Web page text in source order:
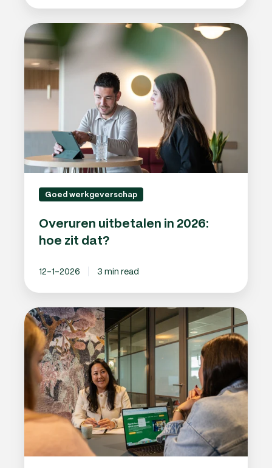
Overuren
uitbetalen
in
2026:
hoe
Goed werkgeverschap
Overuren uitbetalen in 2026:
hoe zit dat?
12-1-2026 3 min read
Einde
proeftijd
gesprek:
tips
voor
jou
werkgever